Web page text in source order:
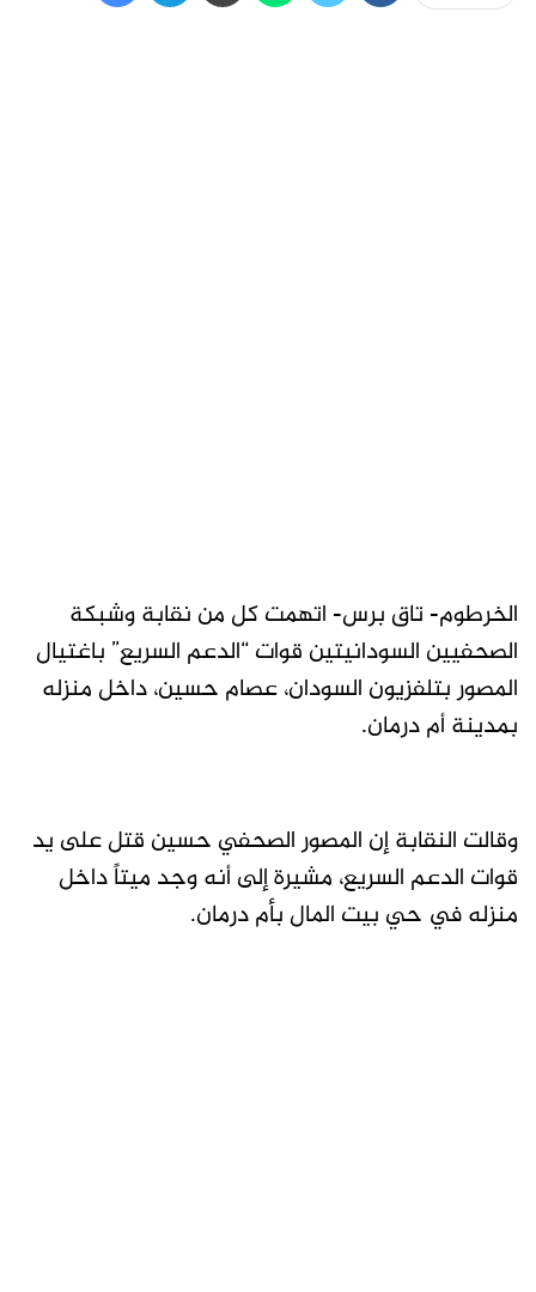
الخرطوم- تاق برس- اتهمت كل من نقابة وشبكة
الصحفيين السودانيتين قوات “الدعم السريع” باغتيال
المصور بتلفزيون السودان، عصام حسين، داخل منزله
بمدينة أم درمان.
وقالت النقابة إن المصور الصحفي حسين قتل على يد
قوات الدعم السريع، مشيرة إلى أنه وجد ميتاً داخل
منزله في حي بيت المال بأم درمان.